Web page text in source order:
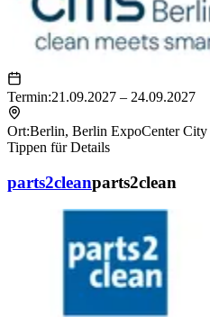
Termin:21.09.2027 – 24.09.2027
Ort:Berlin, Berlin ExpoCenter City
Tippen für Details
parts2cleanparts2clean